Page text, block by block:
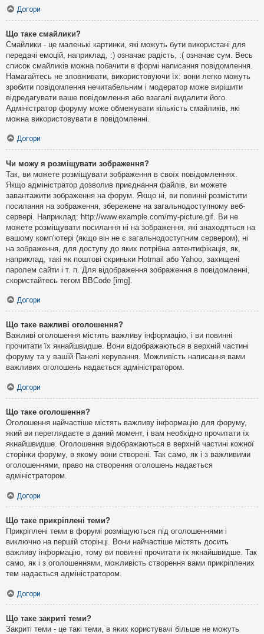
Догори
Що таке смайлики?
Смайлики - це маленькі картинки, які можуть бути використані для
передачі емоцій, наприклад, :) означає радість, :( означає сум. Весь
список смайликів можна побачити в формі написання повідомлення.
Намагайтесь не зловживати, використовуючи їх: вони легко можуть
зробити повідомлення нечитабельним і модератор може вирішити
відредагувати ваше повідомлення або взагалі видалити його.
Адміністратор форуму може обмежувати кількість смайликів, які
можна використовувати в повідомленні.
Догори
Чи можу я розміщувати зображення?
Так, ви можете розміщувати зображення в своїх повідомленнях.
Якщо адміністратор дозволив приєднання файлів, ви можете
завантажити зображення на форум. Якщо ні, ви повинні розмістити
посилання на зображення, збережене на загальнодоступному веб-
сервері. Наприклад: http://www.example.com/my-picture.gif. Ви не
можете розміщувати посилання ні на зображення, які знаходяться на
вашому комп'ютері (якщо він не є загальнодоступним сервером), ні
на зображення, для доступу до яких потрібна автентифікація, як,
наприклад, такі як поштові скриньки Hotmail або Yahoo, захищені
паролем сайти і т. п. Для відображення зображення в повідомленні,
скористайтесь тегом BBCode [img].
Догори
Що таке важливі оголошення?
Важливі оголошення містять важливу інформацію, і ви повинні
прочитати їх якнайшвидше. Вони відображаються в верхній частині
форуму та у вашій Панелі керування. Можливість написання вами
важливих оголошень надається адміністратором.
Догори
Що таке оголошення?
Оголошення найчастіше містять важливу інформацію для форуму,
який ви переглядаєте в даний момент, і вам необхідно прочитати їх
якнайшвидше. Оголошення відображаються в верхній частині кожної
сторінки форуму, в якому вони створені. Так само, як і з важливими
оголошеннями, право на створення оголошень надається
адміністратором.
Догори
Що таке прикріплені теми?
Прикріплені теми в форумі розміщуються під оголошеннями і
виключно на першій сторінці. Вони найчастіше містять досить
важливу інформацію, тому ви повинні прочитати їх якнайшвидше. Так
само, як і з оголошеннями, можливість створення вами прикріплених
тем надається адміністратором.
Догори
Що таке закриті теми?
Закриті теми - це такі теми, в яких користувачі більше не можуть